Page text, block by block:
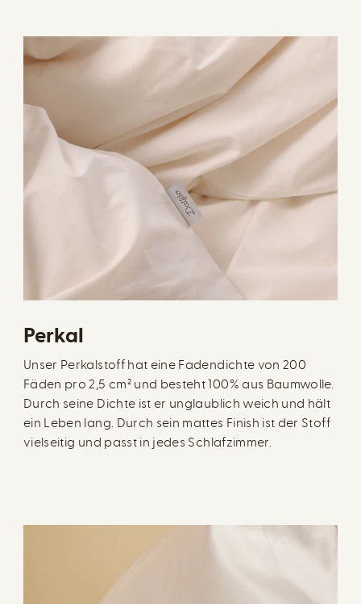
Perkal
Unser Perkalstoff hat eine Fadendichte von 200
Fäden pro 2,5 cm² und besteht 100% aus Baumwolle.
Durch seine Dichte ist er unglaublich weich und hält
ein Leben lang. Durch sein mattes Finish ist der Stoff
vielseitig und passt in jedes Schlafzimmer.